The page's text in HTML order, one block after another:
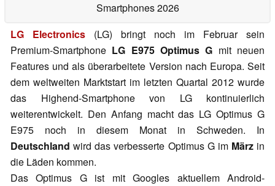
Smartphones 2026
LG Electronics (LG) bringt noch im Februar sein
Premium-Smartphone LG E975 Optimus G mit neuen
Features und als überarbeitete Version nach Europa. Seit
dem weltweiten Marktstart im letzten Quartal 2012 wurde
das Highend-Smartphone von LG kontinuierlich
weiterentwickelt. Den Anfang macht das LG Optimus G
E975 noch in diesem Monat in Schweden. In
Deutschland wird das verbesserte Optimus G im Märzin
die Läden kommen.
Das Optimus G ist mit Googles aktuellem Android-